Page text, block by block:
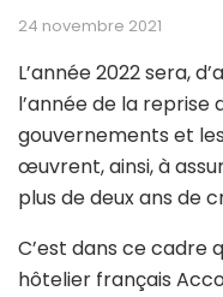
24 novembre 2021
L’année 2022 sera,
l’année de la reprise
gouvernements et
œuvrent, ainsi, à
plus de deux ans de
C’est dans ce cadre
hôtelier français